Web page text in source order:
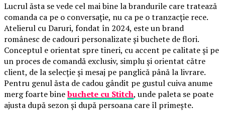
Lucrul ăsta se vede cel mai bine la brandurile care tratează
comanda ca pe o conversație, nu ca pe o tranzacție rece.
Atelierul cu Daruri, fondat în 2024, este un brand
românesc de cadouri personalizate și buchete de flori.
Conceptul e orientat spre tineri, cu accent pe calitate și pe
un proces de comandă exclusiv, simplu și orientat către
client, de la selecție și mesaj pe panglică până la livrare.
Pentru genul ăsta de cadou gândit pe gustul cuiva anume
merg foarte binebuchete cu Stitch, unde paleta se poate
ajusta după sezon și după persoana care îl primește.